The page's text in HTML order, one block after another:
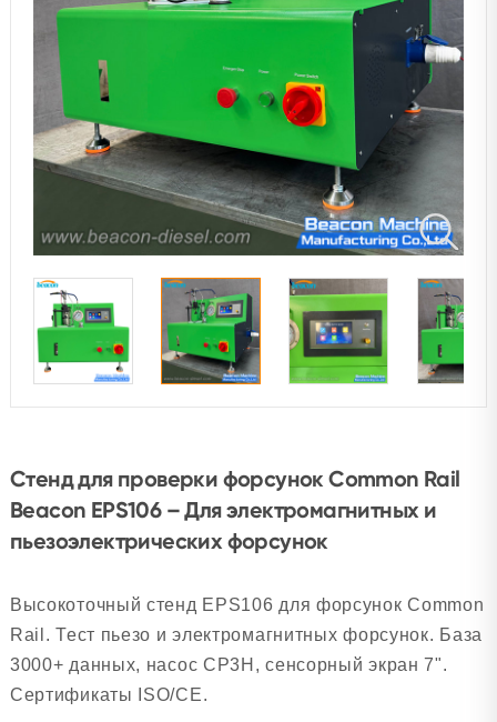
Стенд для проверки форсунок Common Rail
Beacon EPS106 – Для электромагнитных и
пьезоэлектрических форсунок
Высокоточный стенд EPS106 для форсунок Common
Rail. Тест пьезо и электромагнитных форсунок. База
3000+ данных, насос CP3H, сенсорный экран 7".
Сертификаты ISO/CE.